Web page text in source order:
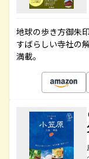
地球の歩き方御朱
すばらしい寺社の
満載。